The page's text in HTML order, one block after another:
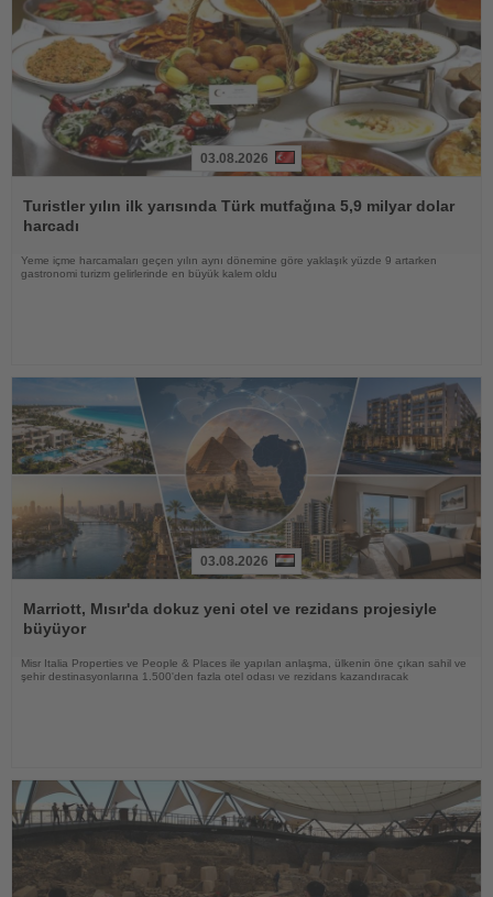
Oku
03.08.2026
Turistler yılın ilk yarısında Türk mutfağına 5,9 milyar dolar
harcadı
Yeme içme harcamaları geçen yılın aynı dönemine göre yaklaşık yüzde 9 artarken
gastronomi turizm gelirlerinde en büyük kalem oldu
Oku
03.08.2026
Marriott, Mısır'da dokuz yeni otel ve rezidans projesiyle
büyüyor
Misr Italia Properties ve People & Places ile yapılan anlaşma, ülkenin öne çıkan sahil ve
şehir destinasyonlarına 1.500'den fazla otel odası ve rezidans kazandıracak